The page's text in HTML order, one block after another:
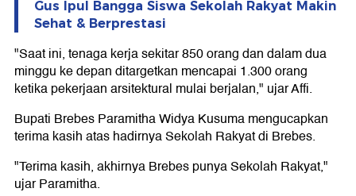
Gus Ipul Bangga Siswa Sekolah Rakyat Makin
Sehat & Berprestasi
"Saat ini, tenaga kerja sekitar 850 orang dan dalam dua
minggu ke depan ditargetkan mencapai 1.300 orang
ketika pekerjaan arsitektural mulai berjalan," ujar Affi.
Bupati Brebes Paramitha Widya Kusuma mengucapkan
terima kasih atas hadirnya Sekolah Rakyat di Brebes.
"Terima kasih, akhirnya Brebes punya Sekolah Rakyat,"
ujar Paramitha.